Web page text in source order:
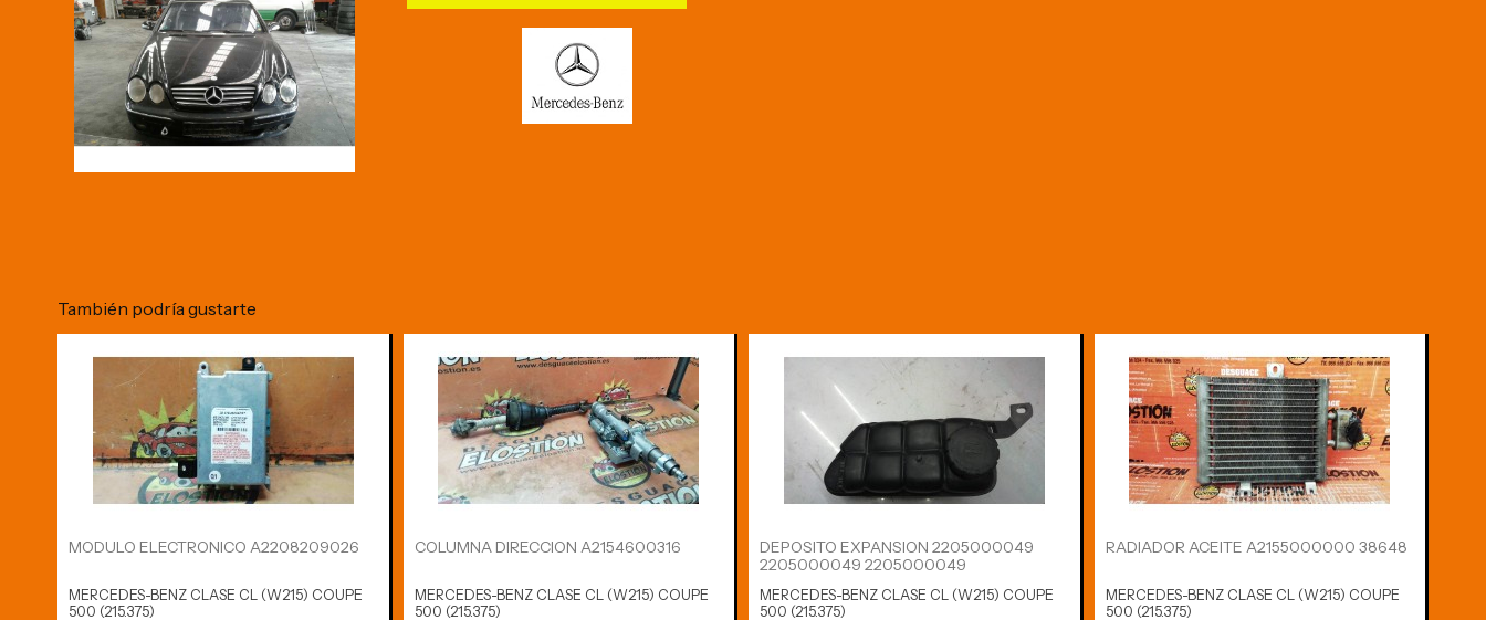
También podría gustarte
MODULO ELECTRONICO A2208209026
MERCEDES-BENZ CLASE CL (W215) COUPE
500 (215.375)
COLUMNA DIRECCION A2154600316
MERCEDES-BENZ CLASE CL (W215) COUPE
500 (215.375)
DEPOSITO EXPANSION 2205000049
2205000049 2205000049
MERCEDES-BENZ CLASE CL (W215) COUPE
500 (215.375)
RADIADOR ACEITE A2155000000 38648
MERCEDES-BENZ CLASE CL (W215) COUPE
500 (215.375)